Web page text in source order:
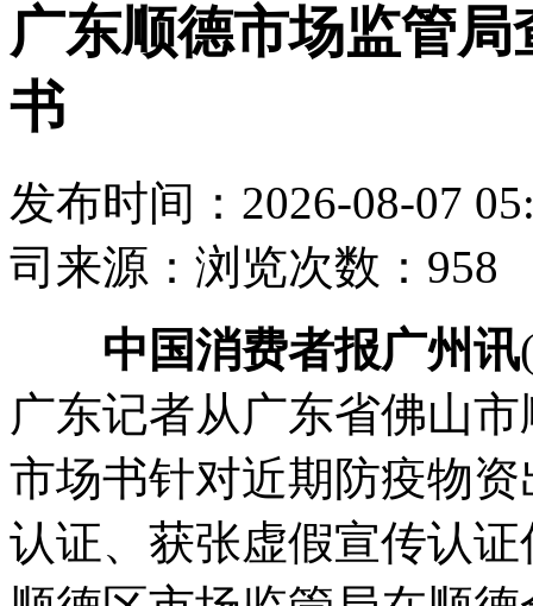
广东顺德市场监管
书
发布时间：2026-08-07
司 来源： 浏览次数：958
中国消费者报广州讯
广东记者从广东省佛山
市场书针对近期防疫物
认证、获张虚假宣传认